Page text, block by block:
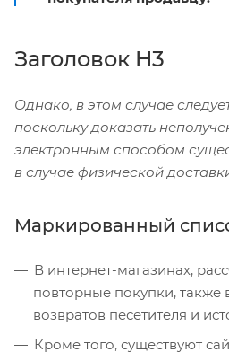
Заголовок H3
Однако, в этом случае
поскольку доказать
электронным способом
в случае физической
Маркированный
В интернет-магазинах,
повторные покупки, также
возвратов песетителя и
Кроме того, существуют